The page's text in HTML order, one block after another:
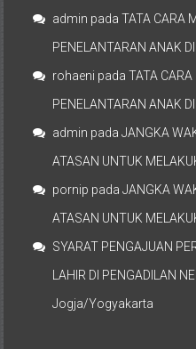
admin padaTATA CARA
PENELANTARAN ANAK
rohaeni padaTATA
PENELANTARAN ANAK
admin padaJANGKA
ATASAN UNTUK
pornip padaJANGKA
ATASAN UNTUK
SYARAT PENGAJUAN
LAHIR DI PENGADILAN
Jogja/Yogyakarta